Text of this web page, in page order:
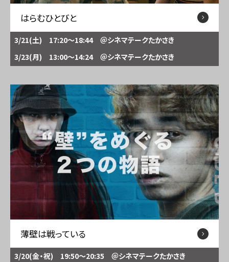
はらむひとびと
3/21(土) 17:20～18:44 ＠シネマテークたかさき
3/23(月) 13:00～14:24 ＠シネマテークたかさき
薄壁は戦っている
3/20(金・祝) 19:50～20:35 ＠シネマテークたかさき